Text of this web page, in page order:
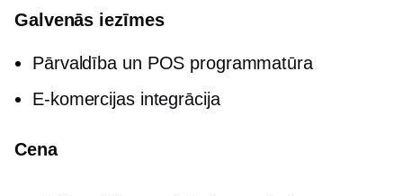
Galvenās iezīmes
Pārvaldība un POS programmatūra
E-komercijas integrācija
Cena